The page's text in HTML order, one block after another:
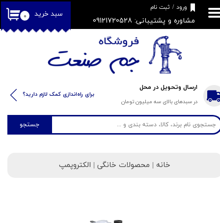
جستجو
ارسال وتحویل در محل
در سبدهای بالای سه میلیون تومان
مشاوره و پشتیبانی: 09121720528 ۰ سبد خرید
ورود / ثبت نام
حساب کاربری من
تغییر گذر واژه
خروج از حساب کاربری
​​برای راه‌اندازی کمک لازم دارید؟
خانه| محصولات خانگی | الکتروپمپ